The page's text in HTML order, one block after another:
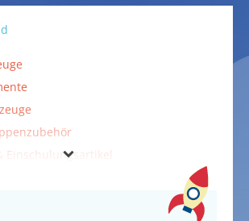
Einschulungsartikel